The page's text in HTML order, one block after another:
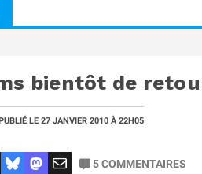
bientôt de
LE 27 JANVIER 2010 À 22H05
5COMMENTAIRES